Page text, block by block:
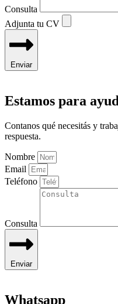
Consulta
Adjunta tu CV
Enviar
Estamos para
Contanos qué necesitás y
respuesta.
Nombre
Email
Teléfono
Consulta
Enviar
Whatsapp